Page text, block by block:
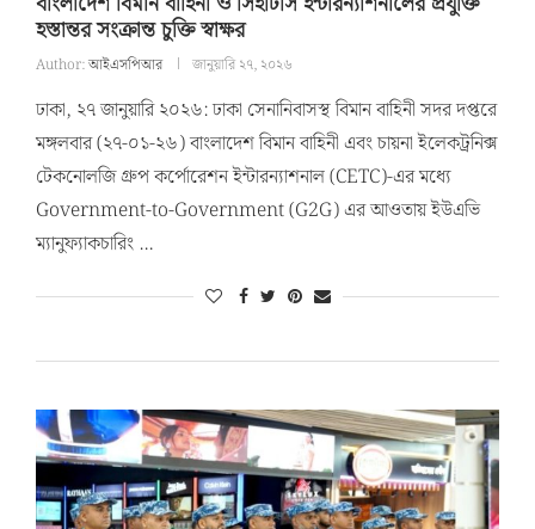
হস্তান্তর সংক্রান্ত চুক্তি স্বাক্ষর
Author:আইএসপিআর জানুয়ারি ২৭, ২০২৬
ঢাকা, ২৭ জানুয়ারি ২০২৬: ঢাকা সেনানিবাসস্থ বিমান বাহিনী সদর দপ্তরে
মঙ্গলবার (২৭-০১-২৬) বাংলাদেশ বিমান বাহিনী এবং চায়না ইলেকট্রনিক্স
টেকনোলজি গ্রুপ কর্পোরেশন ইন্টারন্যাশনাল (CETC)-এর মধ্যে
Government-to-Government (G2G) এর আওতায় ইউএভি
ম্যানুফ্যাকচারিং …